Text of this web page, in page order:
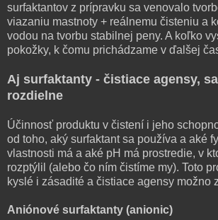
surfaktantov z prípravku sa venovalo
viazaniu mastnoty + reálnemu čisteniu a
vodou na tvorbu stabilnej peny. A koľko
pokožky, k čomu prichádzame v ďalšej
Aj surfaktanty - čistiace agensy,
rozdielne
Účinnosť produktu v čistení i jeho
od toho, aký surfaktant sa používa a aké
vlastnosti má a aké pH má prostredie, v
rozptýlil (alebo čo ním čistíme my). Toto
kyslé i zásadité a čistiace agensy možno
Aniónové surfaktanty (anionic)